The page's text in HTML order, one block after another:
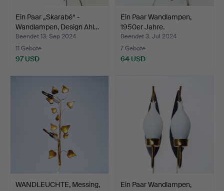
Ein Paar „Skarabé“ -
Wandlampen, Design Ahl…
Beendet 13. Sep 2024
11 Gebote
97 USD
Ein Paar Wandlampen,
1950er Jahre.
Beendet 3. Jul 2024
7 Gebote
64 USD
WANDLEUCHTE, Messing,
Ein Paar Wandlampen,